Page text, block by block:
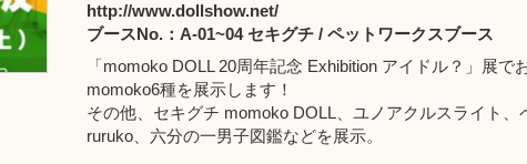
http://www.dollshow.net/
ブースNo.：A-01~04 セキグチ / ペットワークスブース
「momoko DOLL 20周年記念 Exhibition アイドル？」展で
momoko6種を展示します！
その他、セキグチ momoko DOLL、ユノアクルスライト、
ruruko、六分の一男子図鑑などを展示。